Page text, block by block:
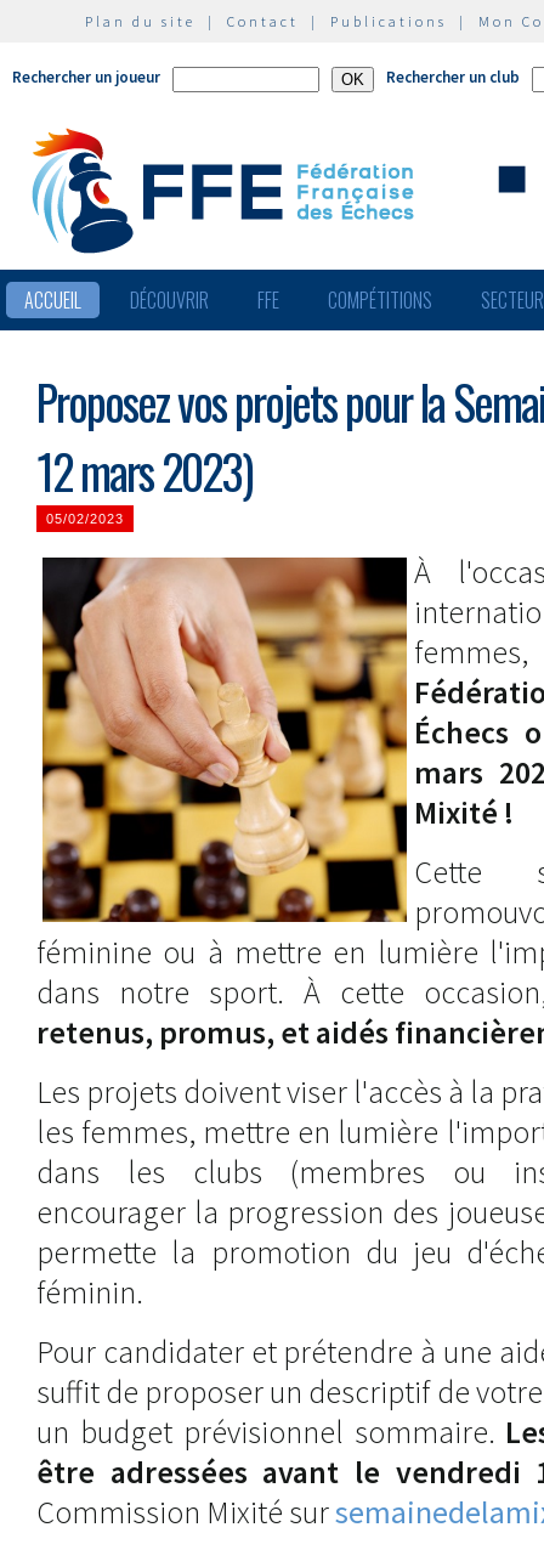
Plan du site | Contact | Publications | Mon
Rechercher un joueur Rechercher un club
ACCUEIL DÉCOUVRIR FFE COMPÉTITIONS
Proposez vos projets pour la
12 mars 2023)
05/02/2023
À
Échecs
mars
Mixité !
Cette
féminine ou à mettre en lumière
dans notre sport. À cette
retenus, promus, et aidés
Les projets doivent viser l'accès à la
les femmes, mettre en lumière
dans les clubs (membres ou
encourager la progression des
permette la promotion du jeu
féminin.
Pour candidater et prétendre à une
suffit de proposer un descriptif de
un budget prévisionnel sommaire.
être adressées avant le vendredi
Commission Mixité sur